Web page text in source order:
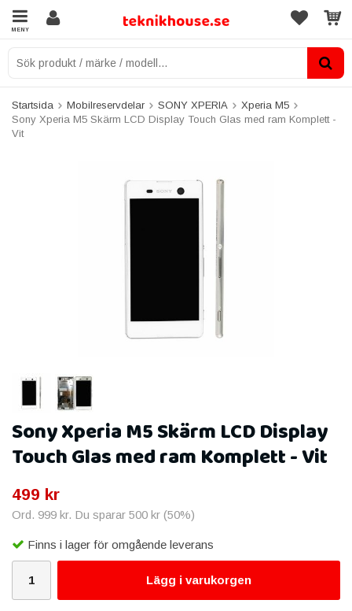
MENY
Startsida Mobilreservdelar SONY XPERIA
Xperia M5
Sony Xperia M5 Skärm LCD Display Touch Glas med ram Komplett -
Vit
Sony Xperia M5 Skärm LCD Display
Touch Glas med ram Komplett - Vit
499 kr
Ord. 999 kr. Du sparar 500 kr (50%)
Finns i lager för omgående leverans
Lägg i varukorgen